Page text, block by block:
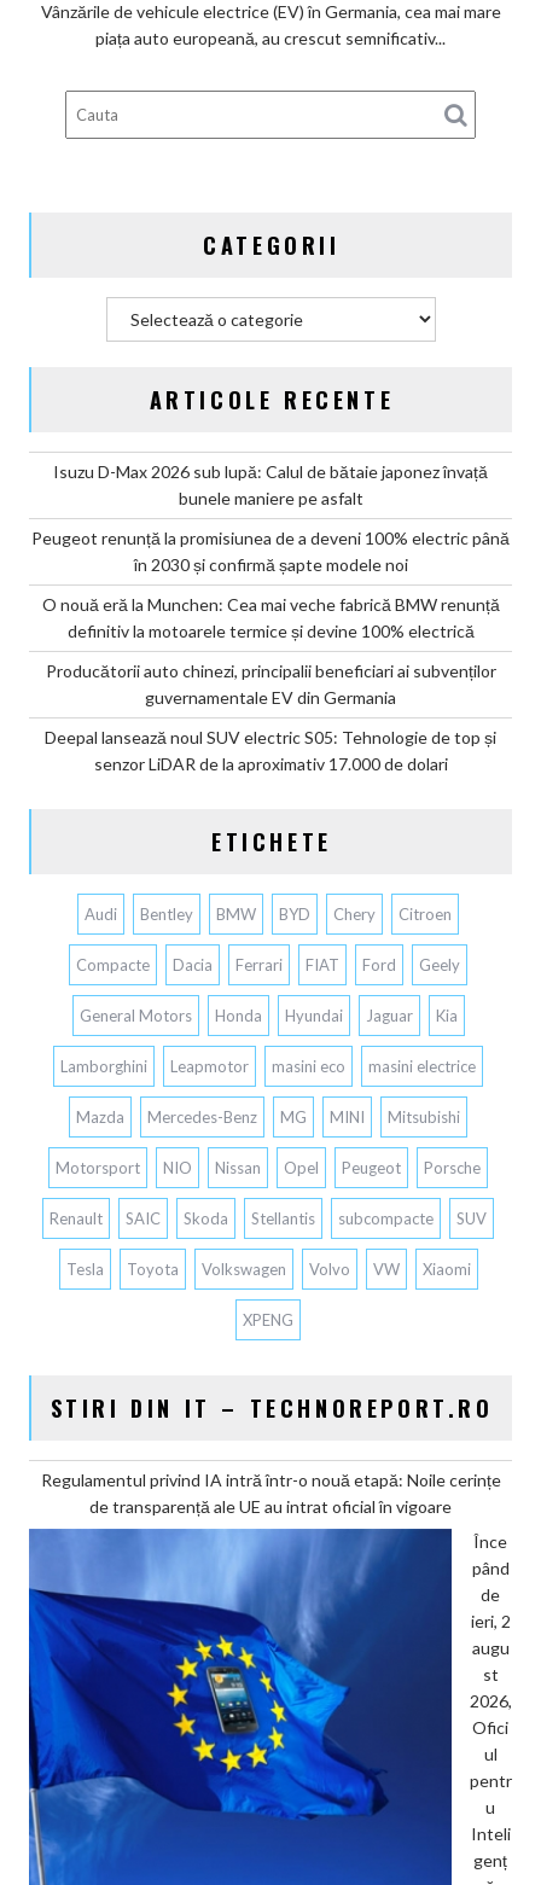
din
Germania
Vânzările de vehicule electrice (EV) în Germania, cea mai mare
piața auto europeană, au crescut semnificativ...
CATEGORII
ARTICOLE RECENTE
Isuzu D-Max 2026 sub lupă: Calul de bătaie japonez învață
bunele maniere pe asfalt
Peugeot renunță la promisiunea de a deveni 100% electric până
în 2030 și confirmă șapte modele noi
O nouă eră la Munchen: Cea mai veche fabrică BMW renunță
definitiv la motoarele termice și devine 100% electrică
Producătorii auto chinezi, principalii beneficiari ai subvenților
guvernamentale EV din Germania
Deepal lansează noul SUV electric S05: Tehnologie de top și
senzor LiDAR de la aproximativ 17.000 de dolari
ETICHETE
Audi Bentley BMW BYD Chery Citroen
Compacte Dacia Ferrari FIAT Ford Geely
General Motors Honda Hyundai Jaguar Kia
Lamborghini Leapmotor masini eco masini electrice
Mazda Mercedes-Benz MG MINI Mitsubishi
Motorsport NIO Nissan Opel Peugeot Porsche
Renault SAIC Skoda Stellantis subcompacte SUV
Tesla Toyota Volkswagen Volvo VW Xiaomi
XPENG
STIRI DIN IT – TECHNOREPORT.RO
Regulamentul privind IA intră într-o nouă etapă: Noile cerințe
de transparență ale UE au intrat oficial în vigoare
Înce
pând
de
ieri, 2
augu
st
2026,
Ofici
ul
pentr
u
Inteli
genț